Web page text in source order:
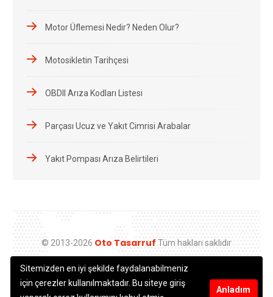
Sitemizden en iyi şekilde faydalanabilmeniz
için çerezler kullanılmaktadır. Bu siteye giriş
Anladım
Motor Üflemesi Nedir? Neden Olur?
Motosikletin Tarihçesi
OBDII Arıza Kodları Listesi
Parçası Ucuz ve Yakıt Cimrisi Arabalar
Yakıt Pompası Arıza Belirtileri
© 2013-2026 Oto Tasarruf Tüm hakları saklıdır